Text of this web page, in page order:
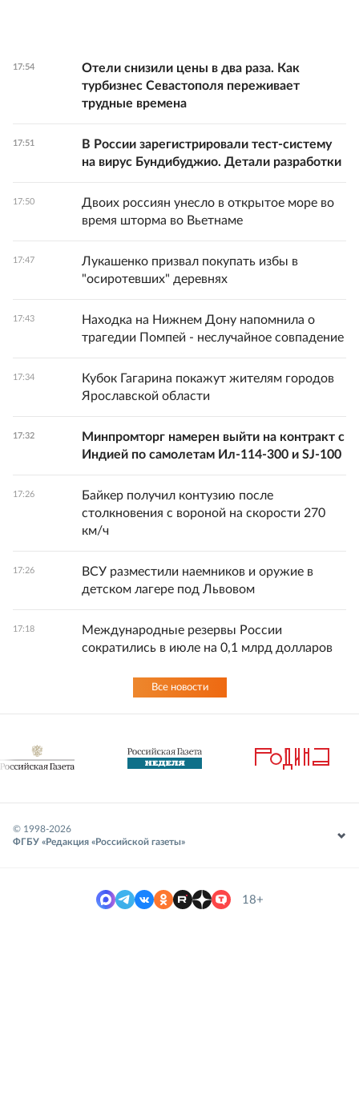
17:54
Отели снизили цены в два раза. Как
турбизнес Севастополя переживает
трудные времена
17:51
В России зарегистрировали тест-систему
на вирус Бундибуджио. Детали разработки
17:50
Двоих россиян унесло в открытое море во
время шторма во Вьетнаме
17:47
Лукашенко призвал покупать избы в
"осиротевших" деревнях
17:43
Находка на Нижнем Дону напомнила о
трагедии Помпей - неслучайное совпадение
17:34
Кубок Гагарина покажут жителям городов
Ярославской области
17:32
Минпромторг намерен выйти на контракт с
Индией по самолетам Ил-114-300 и SJ-100
17:26
Байкер получил контузию после
столкновения с вороной на скорости 270
км/ч
17:26
ВСУ разместили наемников и оружие в
детском лагере под Львовом
17:18
Международные резервы России
сократились в июле на 0,1 млрд долларов
Все новости
© 1998-2026
ФГБУ «Редакция «Российской газеты»
18+